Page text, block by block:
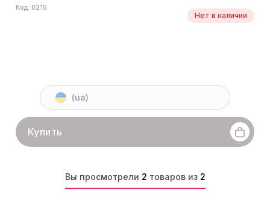
Код: 0215
Нет в наличии
(ua)
Купить
Вы просмотрели 2 товаров из 2